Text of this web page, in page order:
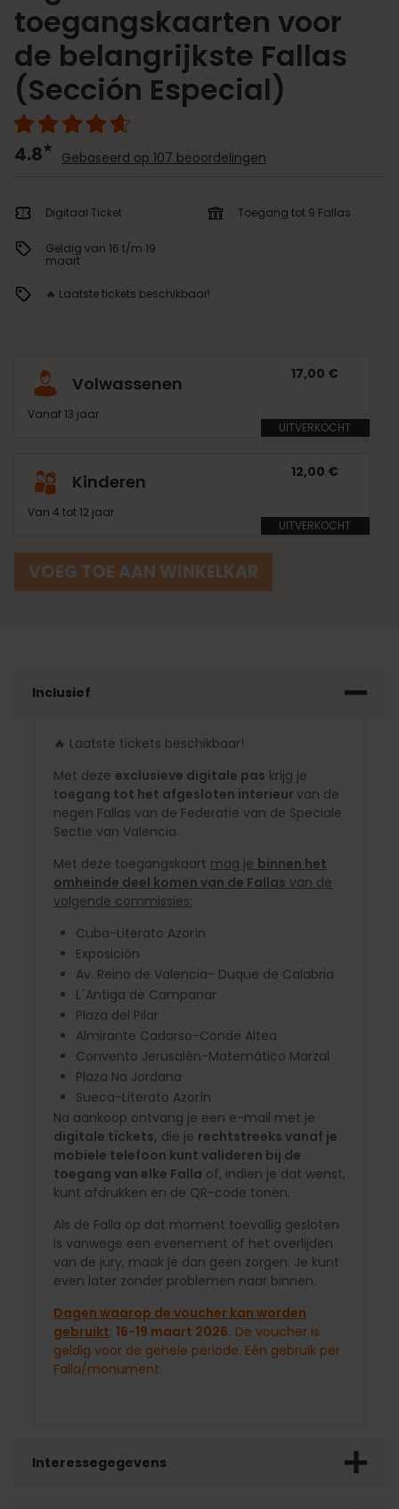
toegangskaarten voor
de belangrijkste Fallas
(Sección Especial)
4.8 Gebaseerd op 107 beoordelingen
Digitaal Ticket Toegang tot 9 Fallas
Geldig van 16 t/m 19
maart
🔥 Laatste tickets beschikbaar!
Volwassenen
Vanaf 13 jaar
17,00 €
UITVERKOCHT
Kinderen
Van 4 tot 12 jaar
12,00 €
UITVERKOCHT
VOEG TOE AAN WINKELKAR
Inclusief
🔥 Laatste tickets beschikbaar!
Met deze exclusieve digitale pas krijg je
toegang tot het afgesloten interieur van de
negen Fallas van de Federatie van de Speciale
Sectie van Valencia.
Met deze toegangskaart mag je binnen het
omheinde deel komen van de Fallas van de
volgende commissies:
Cuba-Literato Azorín
Exposición
Av. Reino de Valencia- Duque de Calabria
L´Antiga de Campanar
Plaza del Pilar
Almirante Cadarso-Conde Altea
Convento Jerusalén-Matemático Marzal
Plaza Na Jordana
Sueca-Literato Azorín
Na aankoop ontvang je een e-mail met je
digitale tickets, die je rechtstreeks vanaf je
mobiele telefoon kunt valideren bij de
toegang van elke Falla of, indien je dat wenst,
kunt afdrukken en de QR-code tonen.
Als de Falla op dat moment toevallig gesloten
is vanwege een evenement of het overlijden
van de jury, maak je dan geen zorgen. Je kunt
even later zonder problemen naar binnen.
Dagen waarop de voucher kan worden
gebruikt: 16-19 maart 2026. De voucher is
geldig voor de gehele periode. Eén gebruik per
Falla/monument.
Interessegegevens